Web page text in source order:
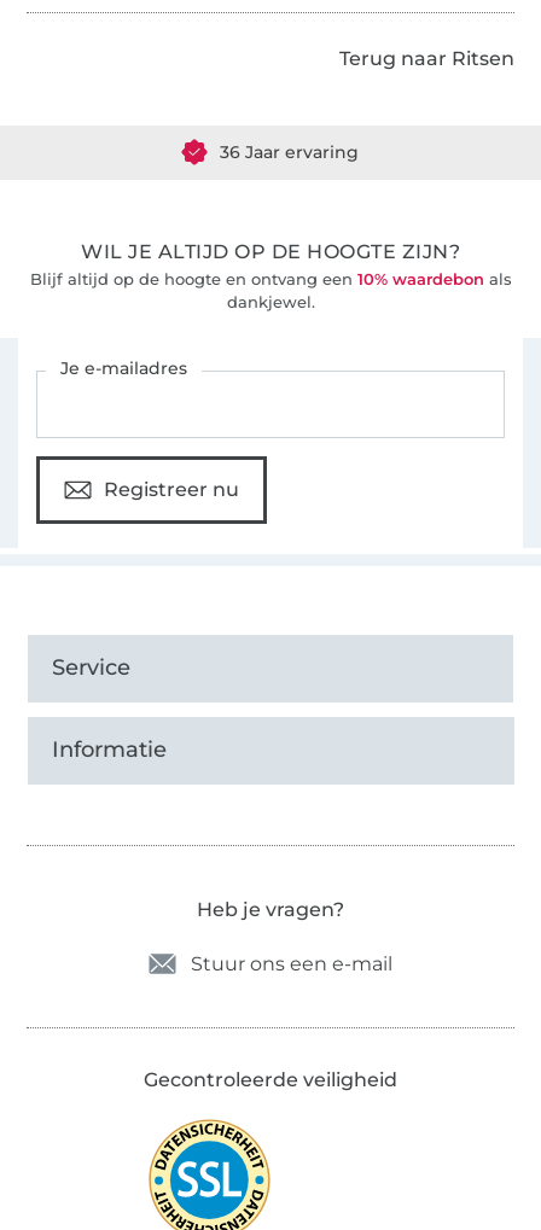
Terug naar Ritsen
Meer dan 1.8 miljoen meter stof klaar voor verzending
WIL JE ALTIJD OP DE HOOGTE ZIJN?
Blijf altijd op de hoogte en ontvang een 10% waardebon als
dankjewel.
Je e-mailadres
Registreer nu
Service
Informatie
Heb je vragen?
Stuur ons een e-mail
Gecontroleerde veiligheid